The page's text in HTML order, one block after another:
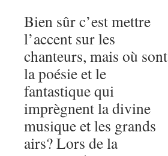
Bien sûr c’est mettre
l’accent sur les
chanteurs, mais où sont
la poésie et le
fantastique qui
imprègnent la divine
musique et les grands
airs? Lors de la